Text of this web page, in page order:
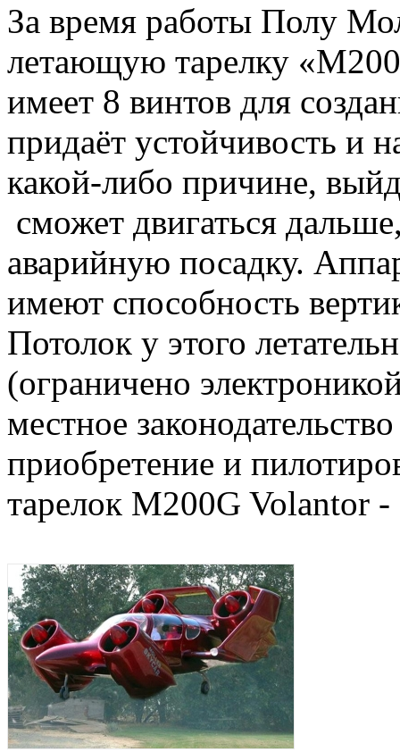
За время работы Полу
летающую тарелку
имеет 8 винтов для
придаёт устойчивость и
какой-либо причине,
сможет двигаться
аварийную посадку.
имеют способность
Потолок у этого
(ограничено
местное
приобретение и
тарелок M200G Volantor